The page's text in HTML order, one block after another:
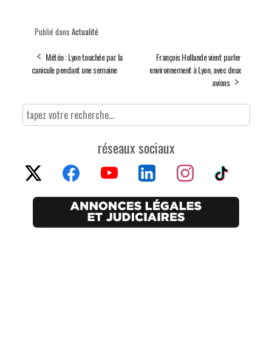
Publié dans Actualité
Météo : Lyon touchée par la
canicule pendant une semaine
François Hollande vient parler
environnement à Lyon, avec deux
avions
réseaux sociaux